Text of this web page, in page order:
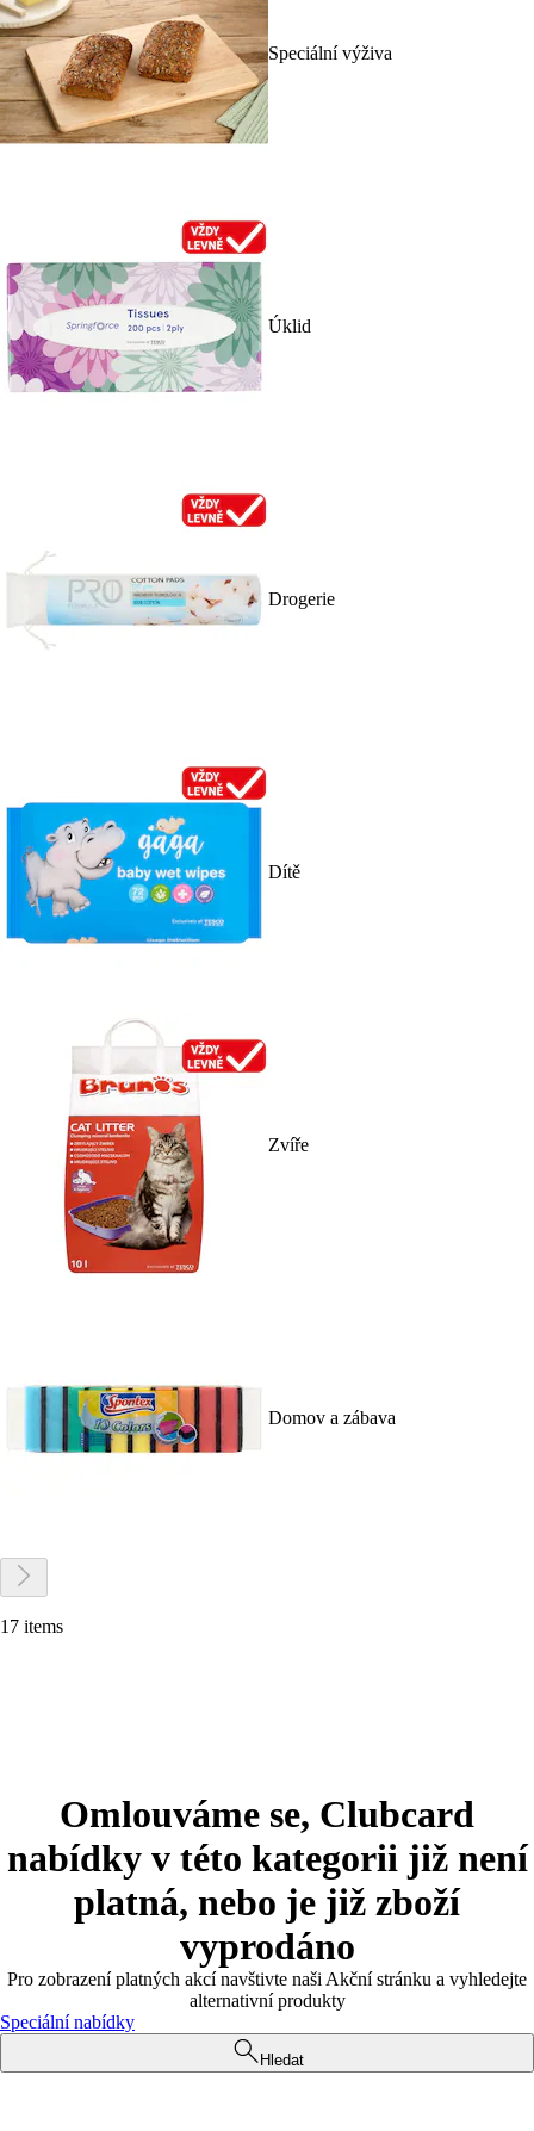
Speciální výživa
Úklid
Drogerie
Dítě
Zvíře
Domov a zábava
17 items
Omlouváme se, Clubcard
nabídky v této kategorii již není
platná, nebo je již zboží
vyprodáno
Pro zobrazení platných akcí navštivte naši Akční stránku a vyhledejte
alternativní produkty
Speciální nabídky
Hledat